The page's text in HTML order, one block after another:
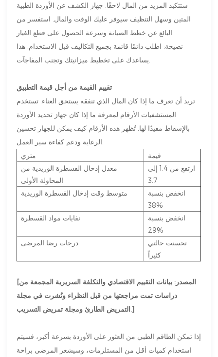
ستتكبد المزيد من المال لاحقًا. جهاز الكشف عن الأوردة الطبية
المتين وسهل التنظيف سيوفر عليك الوقت والمال. استفسر من
نصيحة: اطلب دائمًا قائمة بجميع التكاليف قبل الاستخدام. هذا
تقييم القيمة من أجل قيمة التطبيق
تريد أن تعرف ما إذا كان المال الذي تنفقه يستحق العناء. تستخدم
المستشفيات الأرقام لمعرفة ما إذا كان جهاز تحديد الأوردة
بالإسقاط مفيدًا لها. تُظهر هذه الأرقام كيف يمكن للجهاز تحسين
متري
قيمة
معدل إدخال القسطرة الوريدية من
المحاولة الأولى
ارتفع من 1.4 إلى
3.7
متوسط ​​وقت إدخال القسطرة الوريدية
انخفض بنسبة
38%
نفايات مواد القسطرة
انخفض بنسبة
29%
درجات رضا المرضى
تحسنت حالتي
كثيراً
[المصدر: بيانات التقييم الاقتصادي والتكلفة السريرية المجمعة من
دراسات تمت مراجعتها من قبل النظراء ونُشرت في مجلة
التمريض الطارئ ومجلة تمريض التسريب.]
إذا تمكن الطاقم الطبي من العثور على الأوردة بسرعة أكبر، فسيتم
استخدام كميات أقل من المستلزمات، وسيشعر المرضى براحة